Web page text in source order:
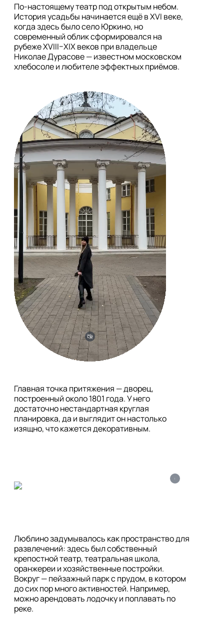
По-настоящему театр под открытым небом.
История усадьбы начинается ещё в XVI веке,
когда здесь было село Юркино, но
современный облик сформировался на
рубеже XVIII–XIX веков при владельце
Николае Дурасове — известном московском
хлебосоле и любителе эффектных приёмов.
Главная точка притяжения — дворец,
построенный около 1801 года. У него
достаточно нестандартная круглая
планировка, да и выглядит он настолько
изящно, что кажется декоративным.
i
Люблино задумывалось как пространство для
развлечений: здесь был собственный
крепостной театр, театральная школа,
оранжереи и хозяйственные постройки.
Вокруг — пейзажный парк с прудом, в котором
до сих пор много активностей. Например,
можно арендовать лодочку и поплавать по
реке.